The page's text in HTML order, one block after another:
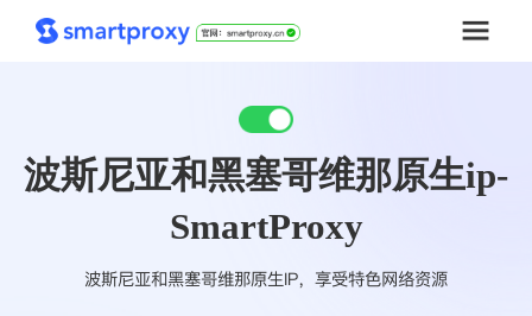
套餐购买
波斯尼亚和黑塞哥维那原生ip-
SmartProxy
波斯尼亚和黑塞哥维那原生IP，享受特色网络资源